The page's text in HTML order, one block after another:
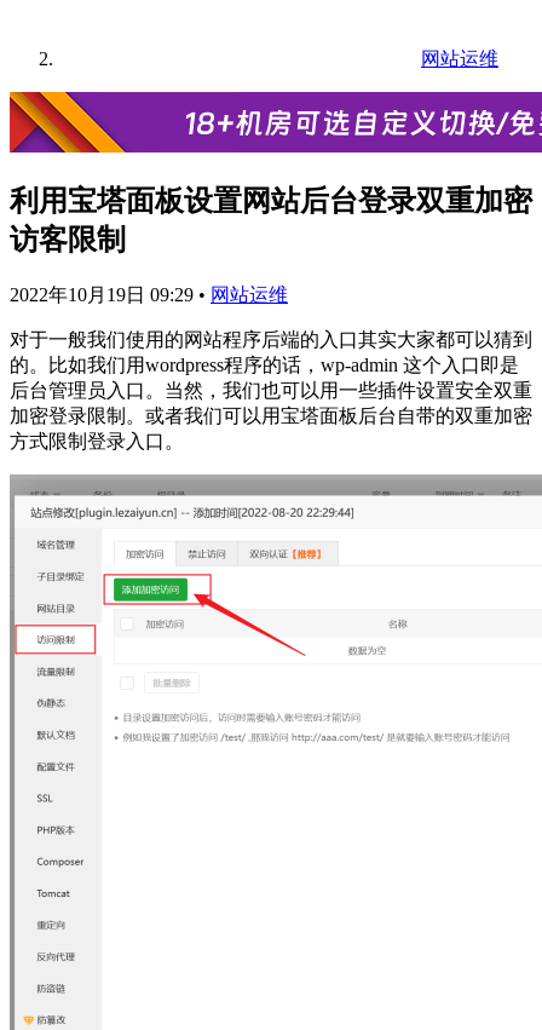
网站运维
利用宝塔面板设置网站后台登录双重加密
访客限制
2022年10月19日 09:29 • 网站运维
对于一般我们使用的网站程序后端的入口其实大家都可以猜到
的。比如我们用wordpress程序的话，wp-admin 这个入口即是
后台管理员入口。当然，我们也可以用一些插件设置安全双重
加密登录限制。或者我们可以用宝塔面板后台自带的双重加密
方式限制登录入口。